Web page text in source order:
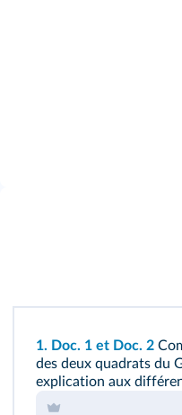
1. Doc. 1 et Doc. 2
des deux quadrats du
explication aux